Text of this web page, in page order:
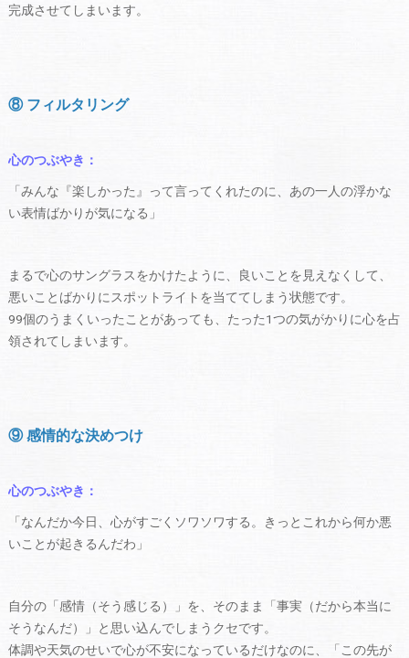
完成させてしまいます。
⑧ フィルタリング
心のつぶやき：
「みんな『楽しかった』って言ってくれたのに、あの一人の浮かな
い表情ばかりが気になる」
まるで心のサングラスをかけたように、良いことを見えなくして、
悪いことばかりにスポットライトを当ててしまう状態です。
99個のうまくいったことがあっても、たった1つの気がかりに心を占
領されてしまいます。
⑨ 感情的な決めつけ
心のつぶやき：
「なんだか今日、心がすごくソワソワする。きっとこれから何か悪
いことが起きるんだわ」
自分の「感情（そう感じる）」を、そのまま「事実（だから本当に
そうなんだ）」と思い込んでしまうクセです。
体調や天気のせいで心が不安になっているだけなのに、「この先が